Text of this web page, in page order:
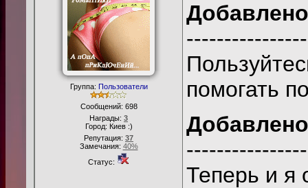
Группа: Пользователи
Сообщений: 698
Награды: 3
Город: Киев :)
Репутация: 37
Замечания: 40%
Статус:
Добавлено
помогать
Добавлено
Теперь и я